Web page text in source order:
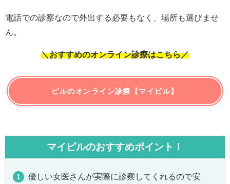
電話での診察なので外出する必要もなく、場所も選びませ
ん。
＼おすすめのオンライン診療はこちら／
ピルのオンライン診療【マイピル】
マイピルのおすすめポイント！
優しい女医さんが実際に診察してくれるので安